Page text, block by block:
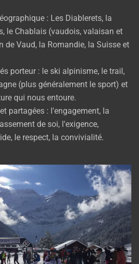
: Les Diablerets, la
le Chablais (vaudois, valaisan et
de Vaud, la Romandie, la Suisse et
porteur : le ski alpinisme, le trail,
(plus généralement le sport) et
qui nous entoure.
partagées : l'engagement, la
de soi, l'exigence,
le respect, la convivialité.